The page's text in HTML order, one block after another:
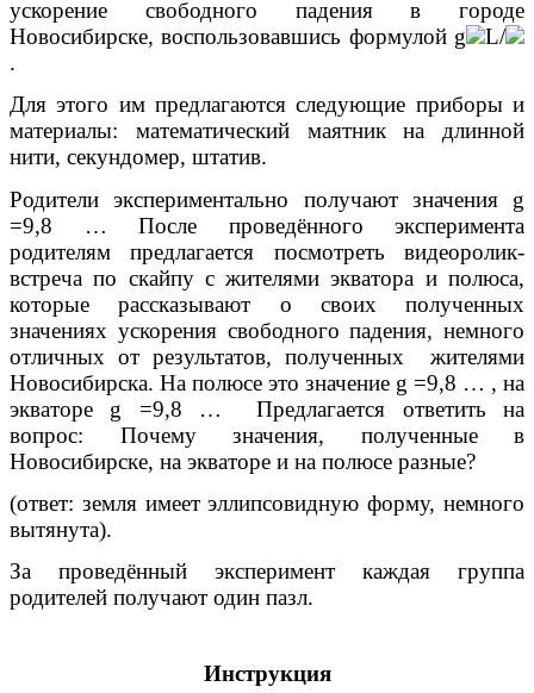
ускорение свободного падения в городе
Новосибирске, воспользовавшись формулой g
L/
.
Для этого им предлагаются следующие приборы и
материалы: математический маятник на длинной
нити, секундомер, штатив.
Родители экспериментально получают значения g
=9,8 … После проведённого эксперимента
родителям предлагается посмотреть видеоролик-
встреча по скайпу с жителями экватора и полюса,
которые рассказывают о своих полученных
значениях ускорения свободного падения, немного
отличных от результатов, полученных жителями
Новосибирска. На полюсе это значение g =9,8 … , на
экваторе g =9,8 … Предлагается ответить на
вопрос: Почему значения, полученные в
Новосибирске, на экваторе и на полюсе разные?
(ответ: земля имеет эллипсовидную форму, немного
вытянута).
За проведённый эксперимент каждая группа
родителей получают один пазл.
Инструкция